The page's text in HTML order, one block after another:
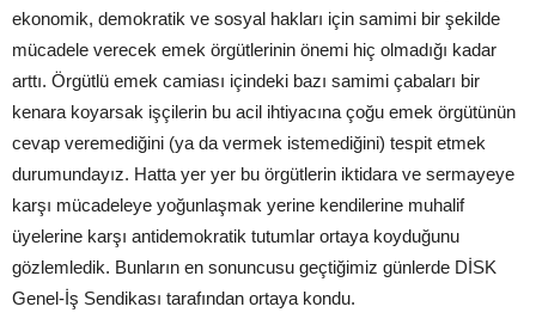
ekonomik, demokratik ve sosyal hakları için samimi bir şekilde
mücadele verecek emek örgütlerinin önemi hiç olmadığı kadar
arttı. Örgütlü emek camiası içindeki bazı samimi çabaları bir
kenara koyarsak işçilerin bu acil ihtiyacına çoğu emek örgütünün
cevap veremediğini (ya da vermek istemediğini) tespit etmek
durumundayız. Hatta yer yer bu örgütlerin iktidara ve sermayeye
karşı mücadeleye yoğunlaşmak yerine kendilerine muhalif
üyelerine karşı antidemokratik tutumlar ortaya koyduğunu
gözlemledik. Bunların en sonuncusu geçtiğimiz günlerde DİSK
Genel-İş Sendikası tarafından ortaya kondu.